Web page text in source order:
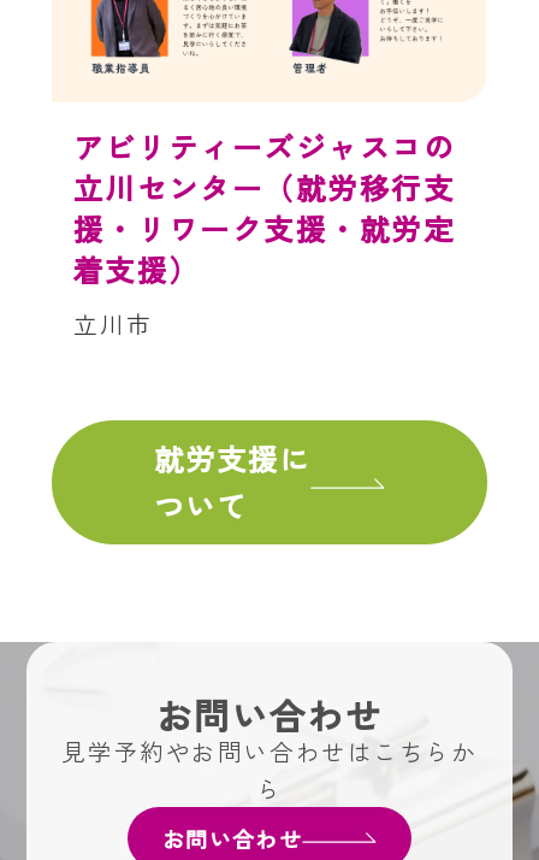
アビリティーズジャスコの
立川センター（就労移行支
援・リワーク支援・就労定
着支援）
立川市
就労支援に
ついて
お問い合わせ
見学予約やお問い合わせはこちらか
ら
お問い合わせ